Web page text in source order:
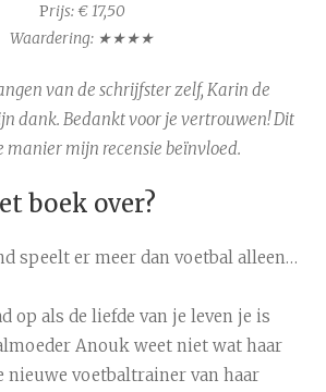
Prijs: € 17,50
Waardering: ★★★★
van de schrijfster zelf, Karin de
dank. Bedankt voor je vertrouwen! Dit
manier mijn recensie beïnvloed.
boek over?
speelt er meer dan voetbal alleen…
op als de liefde van je leven je is
Anouk weet niet wat haar
nieuwe voetbaltrainer van haar